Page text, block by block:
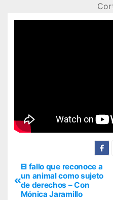
El fallo que reconoce a
un animal como sujeto
de derechos – Con
Mónica Jaramillo